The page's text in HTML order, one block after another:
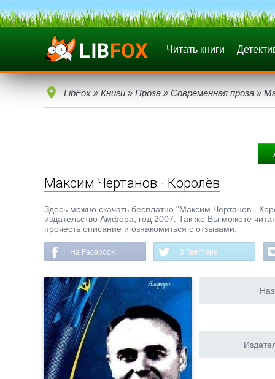
Читать книги
LibFox » Книги » Проза » Современная проза »
Максим Чертанов - Королёв
Здесь можно скачать бесплатно "Максим Чертанов -
издательство Амфора, год 2007. Так же Вы можете
прочесть описание и ознакомиться с отзывами.
На Facebook В Твиттере